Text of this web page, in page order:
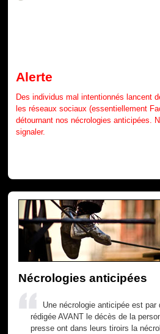
Alerte
Des individus mal intentionnés lancent
les réseaux sociaux (essentiellement
détournant nos nécrologies anticipées.
signaler.
Nécrologies anticipées
Une nécrologie anticipée est par
rédigée AVANT le décès de la
presse ont dans leurs tiroirs la